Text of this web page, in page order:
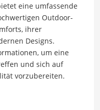
eine umfassende
Outdoor-
ihrer
Designs.
um eine
und sich auf
vorzubereiten.